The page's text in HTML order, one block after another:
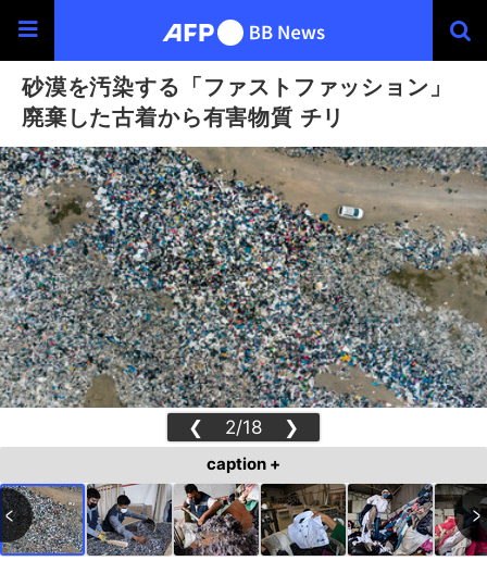
砂漠を汚染する「ファストファッション」
廃棄した古着から有害物質 チリ
❮ 2/18 ❯
caption +